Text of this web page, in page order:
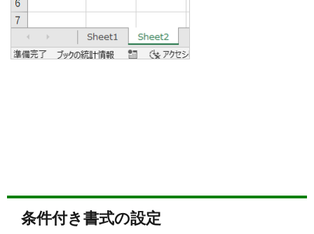
条件付き書式の設定